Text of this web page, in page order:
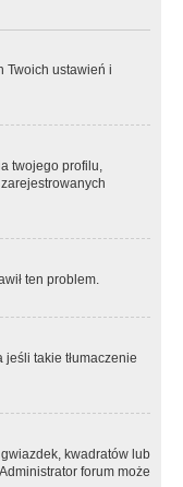
Twoich ustawień i
twojego profilu,
ten problem.
takie tłumaczenie
kwadratów lub
forum może